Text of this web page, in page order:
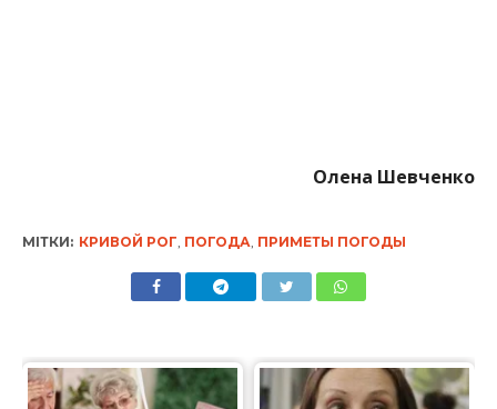
Олена Шевченко
МІТКИ: КРИВОЙ РОГ ПОГОДА ПРИМЕТЫ ПОГОДЫ